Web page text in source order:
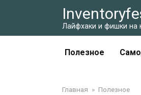
Лайфхаки и фишки на
Полезное
Главная » Полезное